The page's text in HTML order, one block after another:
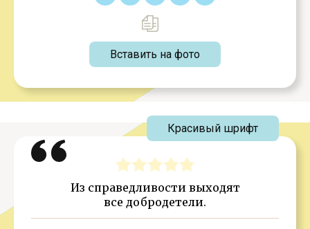
Вставить на фото
Из справедливости выходят
все добродетели.
Красивый шрифт